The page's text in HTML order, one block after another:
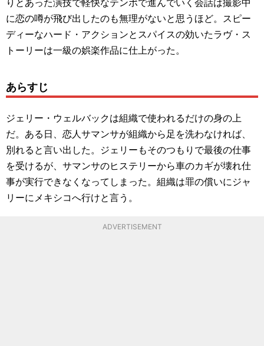
に恋の噂が飛び出したのも無理がないと思うほど。スピー
ディーなハード・アクションとスパイスの効いたラヴ・ス
トーリーは一級の娯楽作品に仕上がった。
あらすじ
ジェリー・ウェルバックは組織で使われるだけの身の上
だ。ある日、恋人サマンサが組織から足を洗わなければ、
別れると言い出した。ジェリーもそのつもりで最後の仕事
を受けるが、サマンサのヒステリーから車のカギが壊れ仕
事が実行できなくなってしまった。組織は罪の償いにジャ
リーにメキシコへ行けと言う。
ADVERTISEMENT